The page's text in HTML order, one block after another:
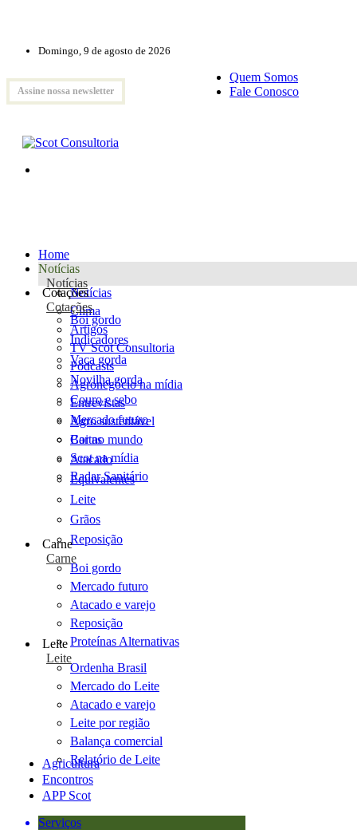
Domingo, 9 de agosto de 2026
Assine nossa newsletter
Quem Somos
Fale Conosco
Home
Notícias
Notícias
Notícias
Clima
Artigos
TV Scot Consultoria
Podcasts
Agronegócio na mídia
Entrevistas
Agro sustentável
Cartas
Scot na mídia
Radar Sanitário
Cotações
Cotações
Boi gordo
Indicadores
Vaca gorda
Novilha gorda
Couro e sebo
Mercado futuro
Boi no mundo
Atacado
Equivalentes
Leite
Grãos
Reposição
Carne
Carne
Boi gordo
Mercado futuro
Atacado e varejo
Reposição
Proteínas Alternativas
Leite
Leite
Ordenha Brasil
Mercado do Leite
Atacado e varejo
Leite por região
Balança comercial
Relatório de Leite
Agricultura
Encontros
APP Scot
Serviços